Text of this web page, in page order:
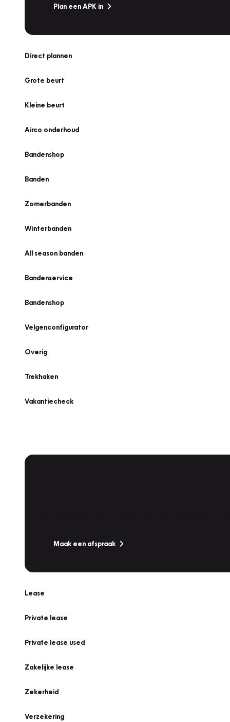
Plan een APK in
Direct plannen
Grote beurt
Kleine beurt
Airco onderhoud
Bandenshop
Banden
Zomerbanden
Winterbanden
All season banden
Bandenservice
Bandenshop
Velgenconfigurator
Overig
Trekhaken
Vakantiecheck
Maak een afspraak
Lease
Private lease
Private lease used
Zakelijke lease
Zekerheid
Verzekering